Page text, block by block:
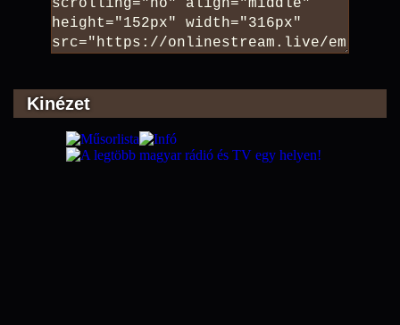
Kinézet